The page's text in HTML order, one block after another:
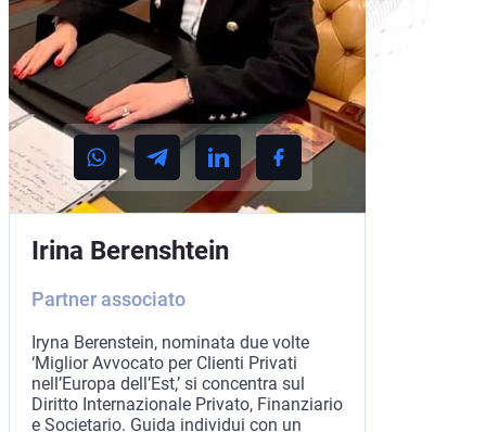
Irina Berenshtein
Partner associato
Iryna Berenstein, nominata due volte
‘Miglior Avvocato per Clienti Privati
nell’Europa dell’Est,’ si concentra sul
Diritto Internazionale Privato, Finanziario
e Societario. Guida individui con un